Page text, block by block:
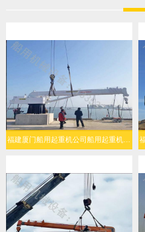
福建厦门船用起重机公司船用起重机人机协同简易操作